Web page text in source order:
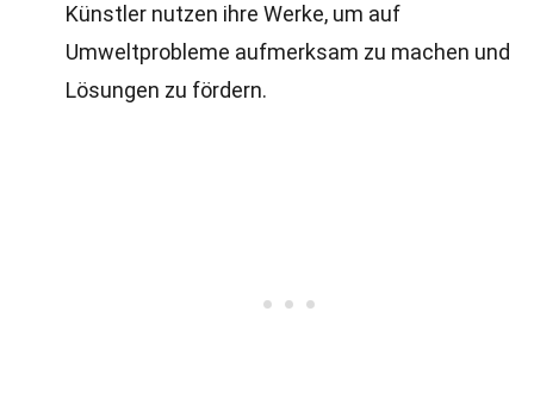
Künstler nutzen ihre Werke, um auf
Umweltprobleme aufmerksam zu machen und
Lösungen zu fördern.